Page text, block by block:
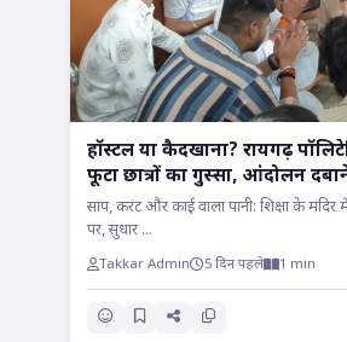
हॉस्टल या कैदखाना? रायगढ़
फूटा छात्रों का गुस्सा, आंदोलन
बंधक..
सांप, करंट और काई वाला पानी: शिक्षा के मंदिर
पर, सुधार ...
Takkar Admin 5 दिन पहले 1 min